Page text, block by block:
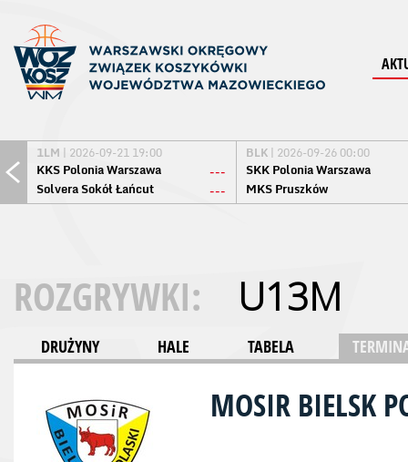
1LM | 2026-09-21 19:00
KKS Polonia Warszawa
---
Solvera Sokół Łańcut
---
BLK | 2026-09-26 00:00
SKK Polonia Warszawa
MKS Pruszków
ROZGRYWKI: U13M
DRUŻYNY HALE TABELA
MOSIR BIELSK